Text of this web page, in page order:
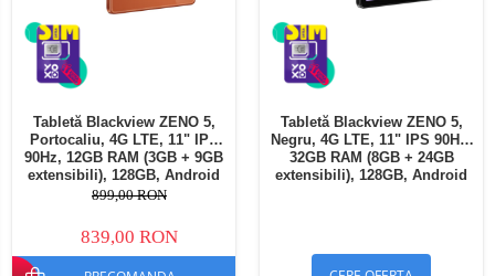
Tabletă Blackview ZENO 5,
Portocaliu, 4G LTE, 11" IPS
90Hz, 12GB RAM (3GB + 9GB
extensibili), 128GB, Android
16, Unisoc T7250, 8300mAh,
SIM
899,00 RON
839,00 RON
Tabletă Blackview ZENO 5,
Negru, 4G LTE, 11" IPS 90Hz,
32GB RAM (8GB + 24GB
extensibili), 128GB, Android